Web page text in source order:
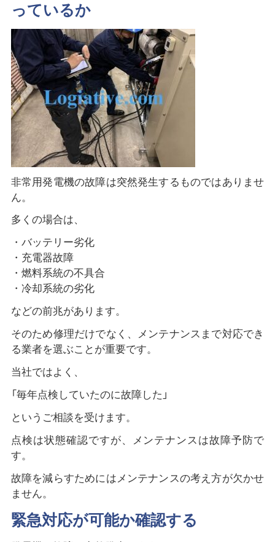
っているか
非常用発電機の故障は突然発生するものではありませ
ん。
多くの場合は、
・バッテリー劣化
・充電器故障
・燃料系統の不具合
・冷却系統の劣化
などの前兆があります。
そのため修理だけでなく、メンテナンスまで対応でき
る業者を選ぶことが重要です。
当社ではよく、
「毎年点検していたのに故障した」
というご相談を受けます。
点検は状態確認ですが、メンテナンスは故障予防で
す。
故障を減らすためにはメンテナンスの考え方が欠かせ
ません。
緊急対応が可能か確認する